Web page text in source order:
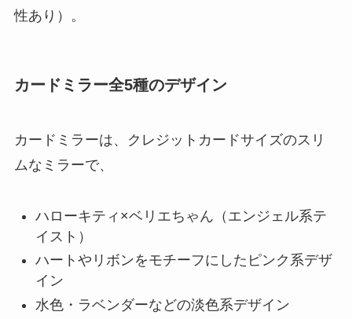
性あり）。
カードミラー全5種のデザイン
カードミラーは、クレジットカードサイズのスリ
ムなミラーで、
ハローキティ×ベリエちゃん（エンジェル系テ
イスト）
ハートやリボンをモチーフにしたピンク系デザ
イン
水色・ラベンダーなどの淡色系デザイン